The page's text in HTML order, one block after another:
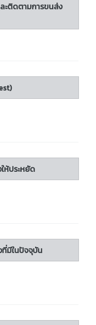
ะติดตามการขนส่ง
ห้ประหยัด
ที่มีในปัจจุบัน